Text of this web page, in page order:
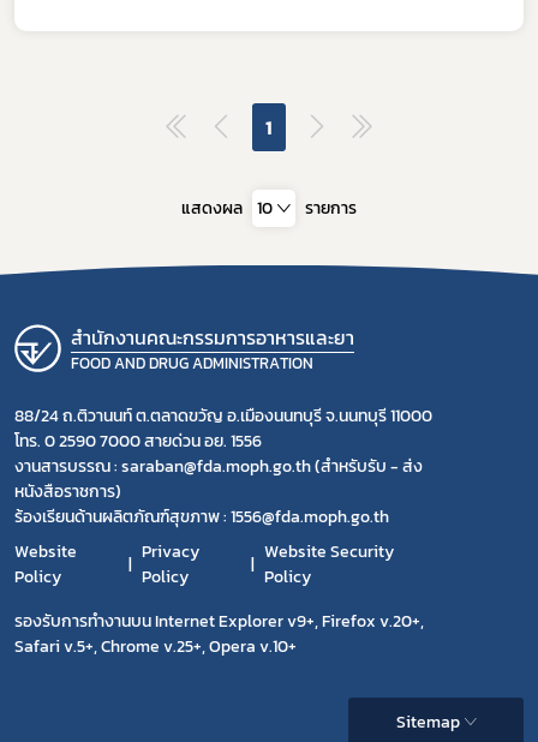
1
แสดงผล 10 รายการ
สำนักงานคณะกรรมการอาหารและยา
FOOD AND DRUG ADMINISTRATION
88/24 ถ.ติวานนท์ ต.ตลาดขวัญ อ.เมืองนนทบุรี จ.นนทบุรี 11000
โทร. 0 2590 7000 สายด่วน อย. 1556
งานสารบรรณ : saraban@fda.moph.go.th (สำหรับรับ - ส่ง
หนังสือราชการ)
ร้องเรียนด้านผลิตภัณฑ์สุขภาพ : 1556@fda.moph.go.th
Website
Policy
Privacy
Policy
Website Security
Policy
รองรับการทำงานบน Internet Explorer v9+, Firefox v.20+,
Safari v.5+, Chrome v.25+, Opera v.10+
Sitemap